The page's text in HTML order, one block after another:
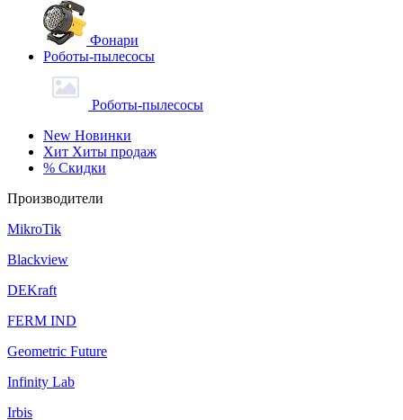
Фонари
Роботы-пылесосы
Роботы-пылесосы
New Новинки
Хит Хиты продаж
% Скидки
Производители
MikroTik
Blackview
DEKraft
FERM IND
Geometric Future
Infinity Lab
Irbis